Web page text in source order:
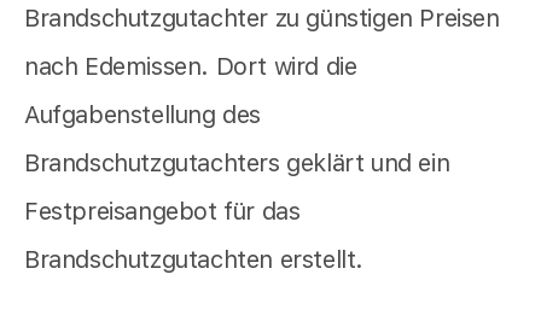
Brandschutzgutachter zu günstigen Preisen
nach Edemissen. Dort wird die
Aufgabenstellung des
Brandschutzgutachters geklärt und ein
Festpreisangebot für das
Brandschutzgutachten erstellt.